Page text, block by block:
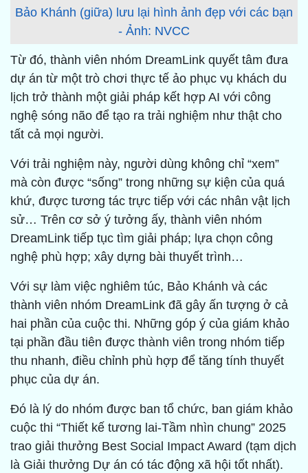
Bảo Khánh (giữa) lưu lại hình ảnh đẹp với các bạn
- Ảnh: NVCC
Từ đó, thành viên nhóm DreamLink quyết tâm đưa
dự án từ một trò chơi thực tế ảo phục vụ khách du
lịch trở thành một giải pháp kết hợp AI với công
nghệ sóng não để tạo ra trải nghiệm như thật cho
tất cả mọi người.
Với trải nghiệm này, người dùng không chỉ “xem”
mà còn được “sống” trong những sự kiện của quá
khứ, được tương tác trực tiếp với các nhân vật lịch
sử… Trên cơ sở ý tưởng ấy, thành viên nhóm
DreamLink tiếp tục tìm giải pháp; lựa chọn công
nghệ phù hợp; xây dựng bài thuyết trình…
Với sự làm việc nghiêm túc, Bảo Khánh và các
thành viên nhóm DreamLink đã gây ấn tượng ở cả
hai phần của cuộc thi. Những góp ý của giám khảo
tại phần đầu tiên được thành viên trong nhóm tiếp
thu nhanh, điều chỉnh phù hợp để tăng tính thuyết
phục của dự án.
Đó là lý do nhóm được ban tổ chức, ban giám khảo
cuộc thi “Thiết kế tương lai-Tầm nhìn chung” 2025
trao giải thưởng Best Social Impact Award (tạm dịch
là Giải thưởng Dự án có tác động xã hội tốt nhất).